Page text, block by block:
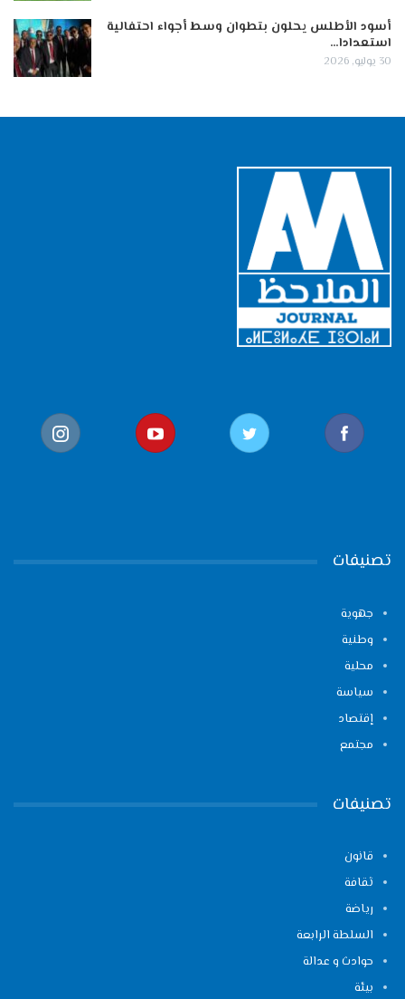
أسود الأطلس يحلون بتطوان وسط أجواء احتفالية
استعدادا…
30 يوليو, 2026
تصنيفات
جهوية
وطنية
محلية
سياسة
إقتصاد
مجتمع
تصنيفات
قانون
ثقافة
رياضة
السلطة الرابعة
حوادث و عدالة
بيئة